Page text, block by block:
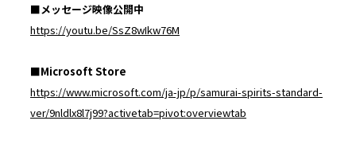
■メッセージ映像公開中
https://youtu.be/SsZ8wIkw76M
■Microsoft Store
https://www.microsoft.com/ja-jp/p/samurai-spirits-standard-
ver/9nldlx8l7j99?activetab=pivot:overviewtab